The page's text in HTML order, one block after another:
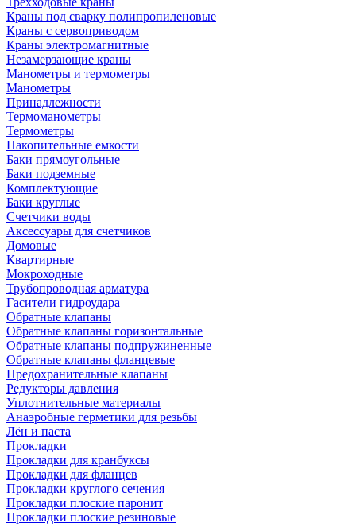
Краны под сварку полипропиленовые
Краны с сервоприводом
Краны электромагнитные
Незамерзающие краны
Манометры и термометры
Манометры
Принадлежности
Термоманометры
Термометры
Накопительные емкости
Баки прямоугольные
Баки подземные
Комплектующие
Баки круглые
Счетчики воды
Аксессуары для счетчиков
Домовые
Квартирные
Мокроходные
Трубопроводная арматура
Гасители гидроудара
Обратные клапаны
Обратные клапаны горизонтальные
Обратные клапаны подпружиненные
Обратные клапаны фланцевые
Предохранительные клапаны
Редукторы давления
Уплотнительные материалы
Анаэробные герметики для резьбы
Лён и паста
Прокладки
Прокладки для кранбуксы
Прокладки для фланцев
Прокладки круглого сечения
Прокладки плоские паронит
Прокладки плоские резиновые